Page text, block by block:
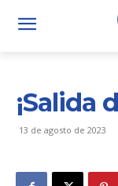
¡Salida
13 de agosto de 2023